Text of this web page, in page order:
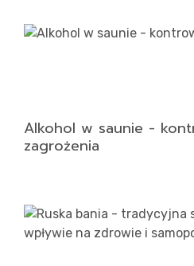
Alkohol w saunie -
zagrożenia